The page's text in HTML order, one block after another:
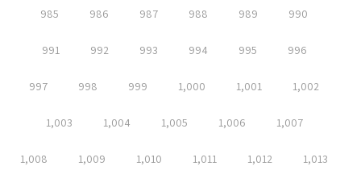
985 986 987 988 989 990
991 992 993 994 995 996
997 998 999 1,000 1,001 1,002
1,003 1,004 1,005 1,006 1,007
1,008 1,009 1,010 1,011 1,012 1,013